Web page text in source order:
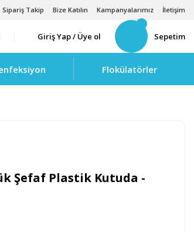
Sipariş Takip Bize Katılın Kampanyalarımız İletişim
Giriş Yap / Üye ol Sepetim
Flokülatörler
Şefaf Plastik Kutuda -